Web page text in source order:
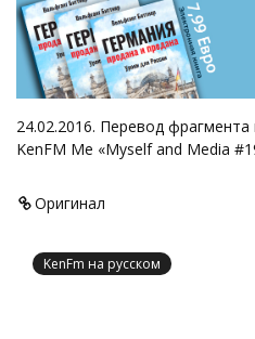
24.02.2016. Перевод
KenFM Me «Myself and Media
Оригинал
KenFm на русском